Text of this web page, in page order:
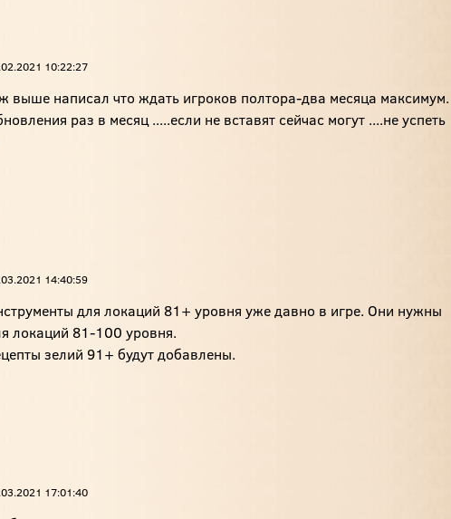
10:22:27
выше написал что ждать игроков полтора-два месяца максимум.
раз в месяц .....если не вставят сейчас могут ....не успеть
14:40:59
для локаций 81+ уровня уже давно в игре. Они нужны
локаций 81-100 уровня.
зелий 91+ будут добавлены.
17:01:40